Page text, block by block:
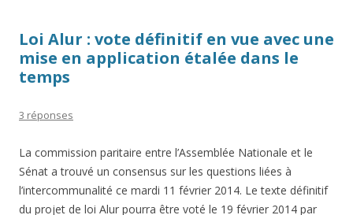
Loi Alur : vote définitif en vue avec une
mise en application étalée dans le
temps
3 réponses
La commission paritaire entre l’Assemblée Nationale et le
Sénat a trouvé un consensus sur les questions liées à
l’intercommunalité ce mardi 11 février 2014. Le texte définitif
du projet de loi Alur pourra être voté le 19 février 2014 par